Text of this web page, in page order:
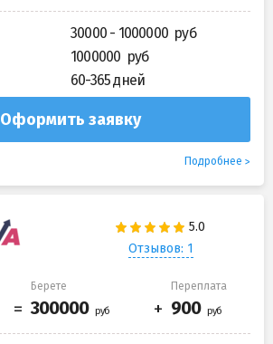
30000 - 1000000
1000000
60-365 дней
Оформить заявку
Подробнее
Отзывов: 1
Берете Переплата